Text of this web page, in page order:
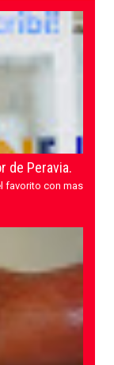
de Peravia.
favorito con mas